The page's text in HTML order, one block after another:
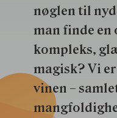
nøglen til
man finde en
kompleks,
magisk? Vi
vinen –